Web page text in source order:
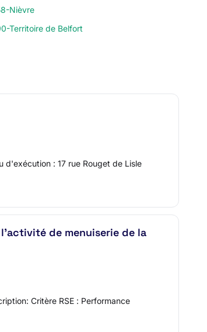
Nièvre
Territoire de Belfort
d'exécution : 17 rue Rouget de Lisle
de menuiserie de la
Critère RSE : Performance